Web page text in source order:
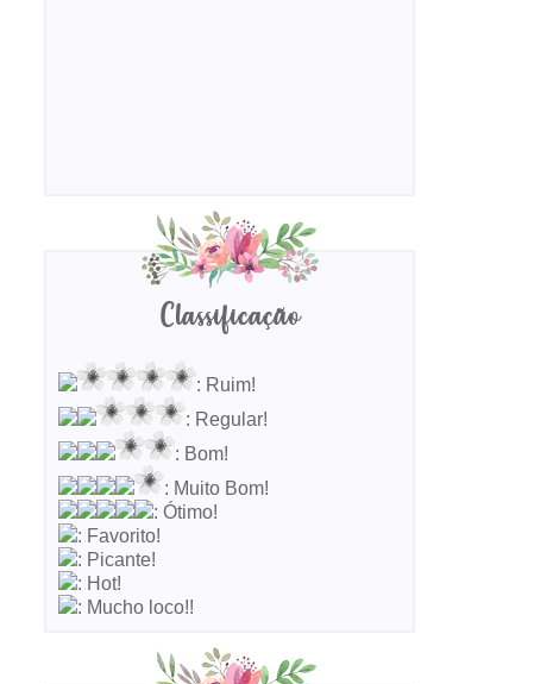
Classificação
: Ruim!
: Regular!
: Bom!
: Muito Bom!
: Ótimo!
: Favorito!
: Picante!
: Hot!
: Mucho loco!!